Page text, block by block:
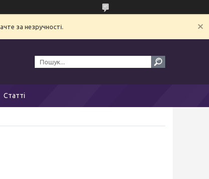
за незручності.
Статті